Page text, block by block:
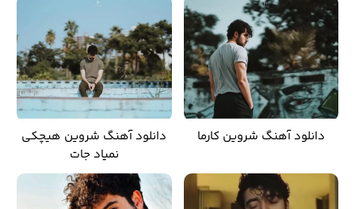
دانلود آهنگ شروین کارما
دانلود آهنگ شروین هیچکی
نمیاد جات